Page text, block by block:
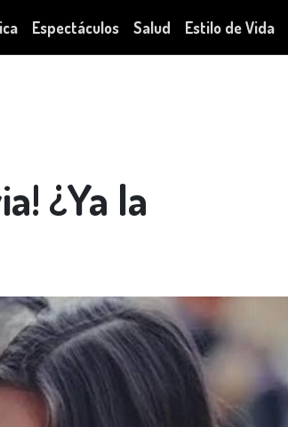
Espectáculos Salud Estilo de Vida
¿Ya la